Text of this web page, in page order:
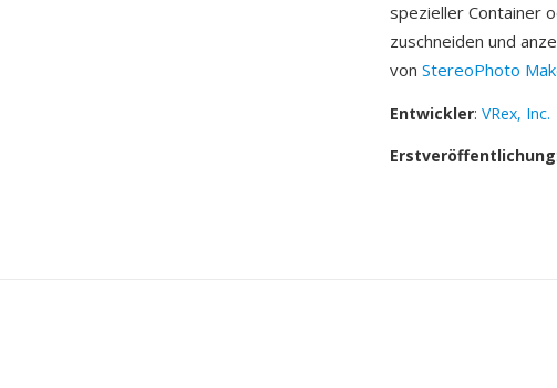
spezieller Container
zuschneiden und
von StereoPhoto
Entwickler: VRex, Inc.
Erstveröffentlichung